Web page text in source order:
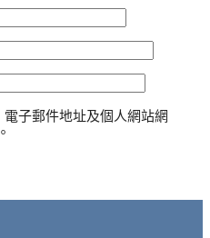
子郵件地址及個人網站網